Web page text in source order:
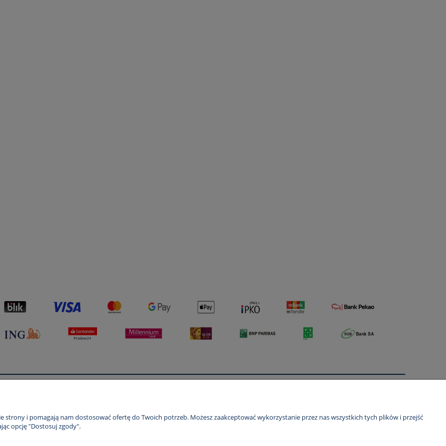
Formy płatności
Czas i koszty dostawy
Polityka prywatności
Kontakt i dane firmy
strony i pomagają nam dostosować ofertę do Twoich potrzeb. Możesz zaakceptować wykorzystanie przez nas wszystkich tych plików i przejść
opcję "Dostosuj zgody".